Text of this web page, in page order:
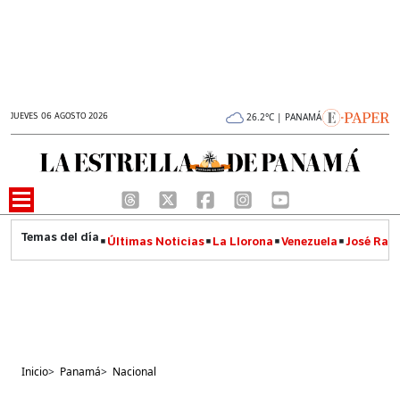
JUEVES 06 AGOSTO 2026 26.2°C | PANAMÁ
Últimas Noticias La Llorona Venezuela José
Inicio> Panamá> Nacional